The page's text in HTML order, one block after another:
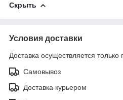
Скрыть
Условия доставки
Доставка осуществляется только
Самовывоз
Доставка курьером